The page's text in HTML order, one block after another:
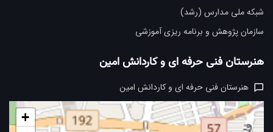
شبکه ملی مدارس (رشد)
سازمان پژوهش و برنامه ریزی آموزشی
هنرستان فنی حرفه ای و کاردانش امین
هنرستان فنی حرفه ای و کاردانش امین
+